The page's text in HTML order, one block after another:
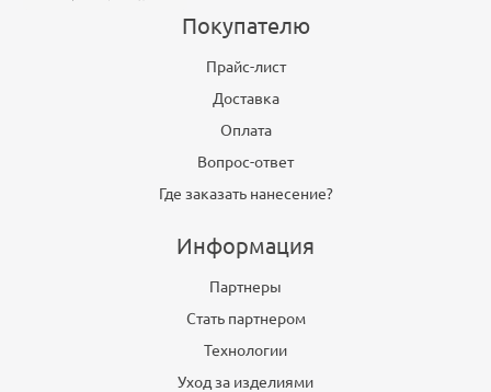
Покупателю
Прайс-лист
Доставка
Оплата
Вопрос-ответ
Где заказать нанесение?
Информация
Партнеры
Стать партнером
Технологии
Уход за изделиями